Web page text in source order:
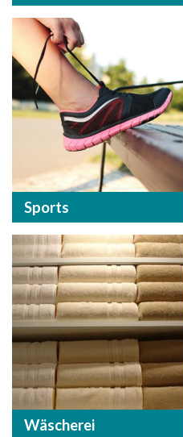
Sports
Wäscherei